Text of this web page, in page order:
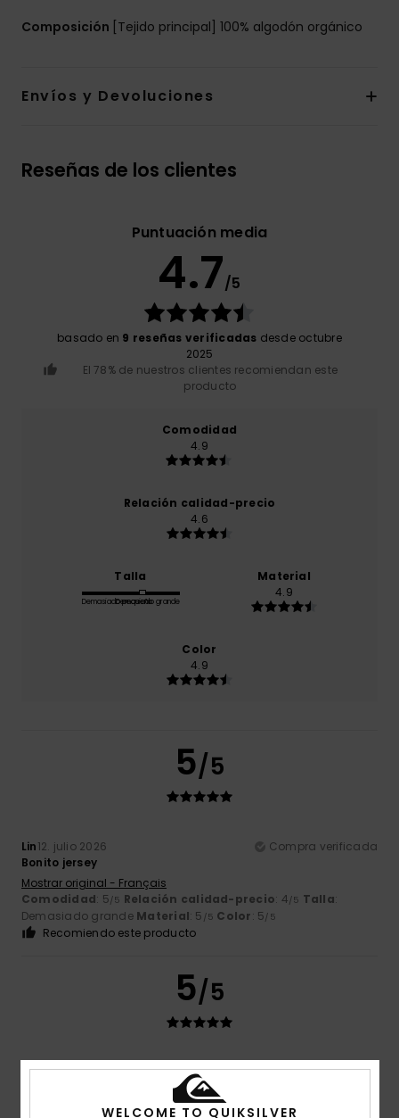
Composición [Tejido principal] 100% algodón orgánico
Envíos y Devoluciones
Reseñas de los clientes
Puntuación media
4.7/5
basado en 9 reseñas verificadas desde octubre
2025
El 78% de nuestros clientes recomiendan este
producto
Comodidad
4.9
Relación calidad-precio
4.6
Talla
Demasiado pequeño
Demasiado grande
Material
4.9
Color
4.9
5/5
Lin12. julio 2026
Compra verificada
Bonito jersey
Mostrar original - Français
Comodidad: 5/5 Relación calidad-precio: 4/5 Talla:
Demasiado grande Material: 5 /5 Color: 5/5
Recomiendo este producto
5/5
Melinda24. junio 2026
Compra verificada
Un color precioso, un tejido fino y suave; eso sí, las mangas
se quedan un poco cortas.
WELCOME TO QUIKSILVER